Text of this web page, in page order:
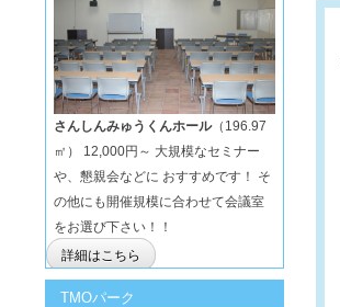
さんしんみゅうくんホール（196.97
㎡） 12,000円～ 大規模なセミナー
や、懇親会などに おすすめです！ そ
の他にも開催規模に合わせて会議室
をお選び下さい！！
詳細はこちら
TMOパーク